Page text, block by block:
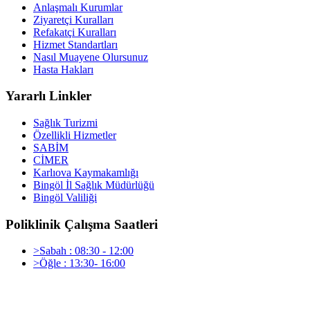
Anlaşmalı Kurumlar
Ziyaretçi Kuralları
Refakatçi Kuralları
Hizmet Standartları
Nasıl Muayene Olursunuz
Hasta Hakları
Yararlı Linkler
Sağlık Turizmi
Özellikli Hizmetler
SABİM
CİMER
Karlıova Kaymakamlığı
Bingöl İl Sağlık Müdürlüğü
Bingöl Valiliği
Poliklinik Çalışma Saatleri
>Sabah : 08:30 - 12:00
>Öğle : 13:30- 16:00